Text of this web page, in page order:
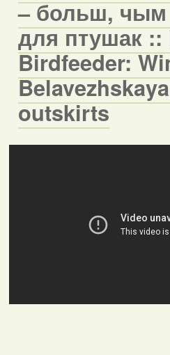
– больш, чым
для птушак ::
Birdfeeder:
outskirts